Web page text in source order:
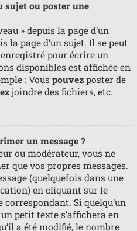
sujet ou poster une
» depuis la page d’un
la page d’un sujet. Il se peut
enregistré pour écrire un
disponibles est affichée en
: Vous pouvez poster de
joindre des fichiers, etc.
un message ?
ou modérateur, vous ne
que vos propres messages.
(quelquefois dans une
en cliquant sur le
correspondant. Si quelqu’un
petit texte s’affichera en
a été modifié, le nombre